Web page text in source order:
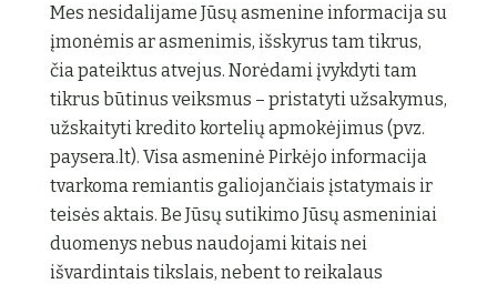
Mes nesidalijame Jūsų asmenine informacija su
įmonėmis ar asmenimis, išskyrus tam tikrus,
čia pateiktus atvejus. Norėdami įvykdyti tam
tikrus būtinus veiksmus – pristatyti užsakymus,
užskaityti kredito kortelių apmokėjimus (pvz.
paysera.lt). Visa asmeninė Pirkėjo informacija
tvarkoma remiantis galiojančiais įstatymais ir
teisės aktais. Be Jūsų sutikimo Jūsų asmeniniai
duomenys nebus naudojami kitais nei
išvardintais tikslais, nebent to reikalaus